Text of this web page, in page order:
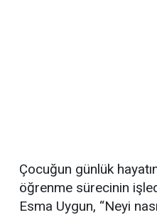
Çocuğun günlük
öğrenme sürecinin
Esma Uygun, “Neyi